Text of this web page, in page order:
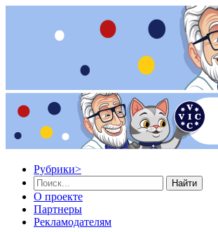
Рубрики>
Найти
О проекте
Партнеры
Рекламодателям